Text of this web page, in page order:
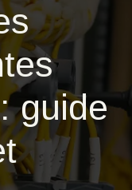
guide